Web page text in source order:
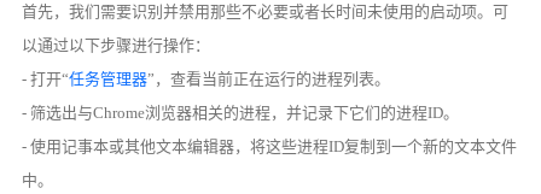
首先，我们需要识别并禁用那些不必要或者长时间未使用的启动项。可
以通过以下步骤进行操作：
- 打开“任务管理器”，查看当前正在运行的进程列表。
- 筛选出与Chrome浏览器相关的进程，并记录下它们的进程ID。
- 使用记事本或其他文本编辑器，将这些进程ID复制到一个新的文本文件
中。